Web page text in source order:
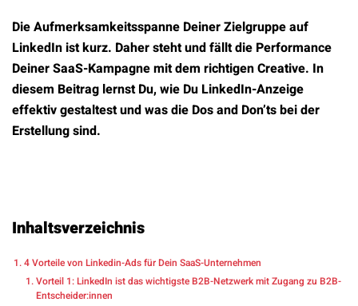
Die Aufmerksamkeitsspanne Deiner Zielgruppe auf
LinkedIn ist kurz. Daher steht und fällt die Performance
Deiner SaaS-Kampagne mit dem richtigen Creative. In
diesem Beitrag lernst Du, wie Du LinkedIn-Anzeige
effektiv gestaltest und was die Dos and Don’ts bei der
Erstellung sind.
Inhaltsverzeichnis
4 Vorteile von Linkedin-Ads für Dein SaaS-Unternehmen
Vorteil 1: LinkedIn ist das wichtigste B2B-Netzwerk mit Zugang zu B2B-
Entscheider:innen